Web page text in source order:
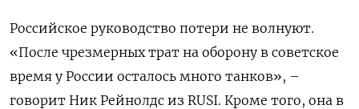
Российское руководство потери не волнуют.
«После чрезмерных трат на оборону в советское
время у России осталось много танков», –
говорит Ник Рейнолдс из RUSI. Кроме того, она в